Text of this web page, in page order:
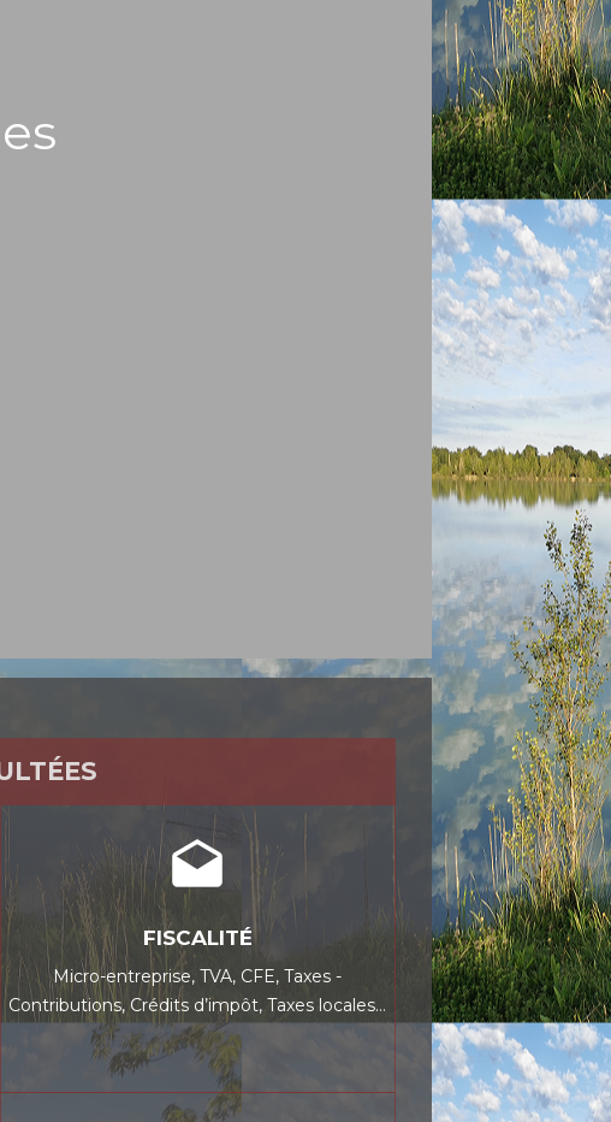
drafts
FISCALITÉ
Micro-entreprise,TVA, CFE,Taxes -
Contributions,Crédits d’impôt,Taxes locales…